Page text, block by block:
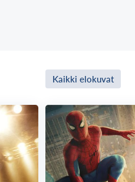
Kaikki elokuvat